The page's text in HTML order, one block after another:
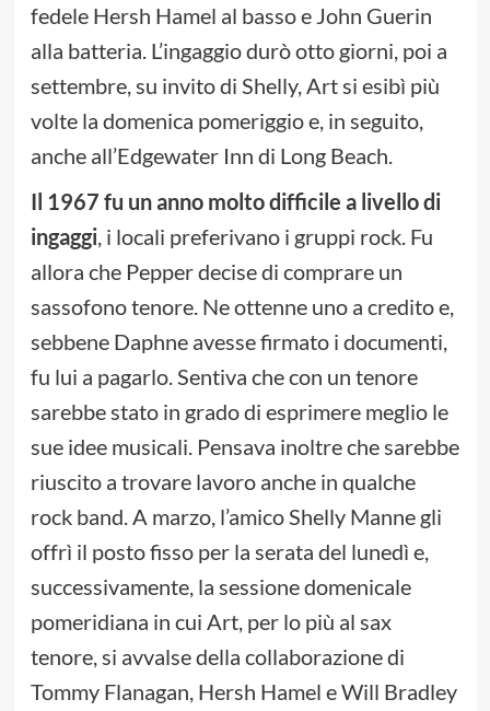
fedele Hersh Hamel al basso e John Guerin
alla batteria. L’ingaggio durò otto giorni, poi a
settembre, su invito di Shelly, Art si esibì più
volte la domenica pomeriggio e, in seguito,
anche all’Edgewater Inn di Long Beach.
Il 1967 fu un anno molto difficile a livello di
ingaggi, i locali preferivano i gruppi rock. Fu
allora che Pepper decise di comprare un
sassofono tenore. Ne ottenne uno a credito e,
sebbene Daphne avesse firmato i documenti,
fu lui a pagarlo. Sentiva che con un tenore
sarebbe stato in grado di esprimere meglio le
sue idee musicali. Pensava inoltre che sarebbe
riuscito a trovare lavoro anche in qualche
rock band. A marzo, l’amico Shelly Manne gli
offrì il posto fisso per la serata del lunedì e,
successivamente, la sessione domenicale
pomeridiana in cui Art, per lo più al sax
tenore, si avvalse della collaborazione di
Tommy Flanagan, Hersh Hamel e Will Bradley